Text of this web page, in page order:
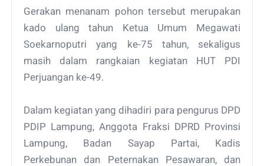
Gerakan menanam pohon tersebut merupakan
kado ulang tahun Ketua Umum Megawati
Soekarnoputri yang ke-75 tahun, sekaligus
masih dalam rangkaian kegiatan HUT PDI
Perjuangan ke-49.
Dalam kegiatan yang dihadiri para pengurus DPD
PDIP Lampung, Anggota Fraksi DPRD Provinsi
Lampung, Badan Sayap Partai, Kadis
Perkebunan dan Peternakan Pesawaran, dan